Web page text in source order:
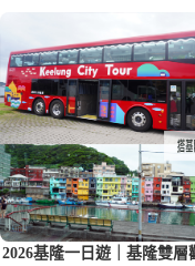
2026基隆一日遊｜基隆雙層